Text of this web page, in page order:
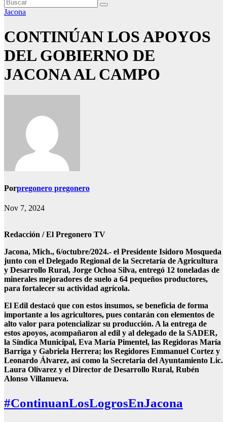
Jacona
CONTINÚAN LOS APOYOS
DEL GOBIERNO DE
JACONA AL CAMPO
Porpregonero pregonero
Nov 7, 2024
Redacción / El Pregonero TV
Jacona, Mich., 6/octubre/2024.- el Presidente Isidoro Mosqueda
junto con el Delegado Regional de la Secretaría de Agricultura
y Desarrollo Rural, Jorge Ochoa Silva, entregó 12 toneladas de
minerales mejoradores de suelo a 64 pequeños productores,
para fortalecer su actividad agrícola.
El Edil destacó que con estos insumos, se beneficia de forma
importante a los agricultores, pues contarán con elementos de
alto valor para potencializar su producción. A la entrega de
estos apoyos, acompañaron al edil y al delegado de la SADER,
la Síndica Municipal, Eva María Pimentel, las Regidoras María
Barriga y Gabriela Herrera; los Regidores Emmanuel Cortez y
Leonardo Álvarez, así como la Secretaria del Ayuntamiento Lic.
Laura Olivarez y el Director de Desarrollo Rural, Rubén
Alonso Villanueva.
#ContinuanLosLogrosEnJacona